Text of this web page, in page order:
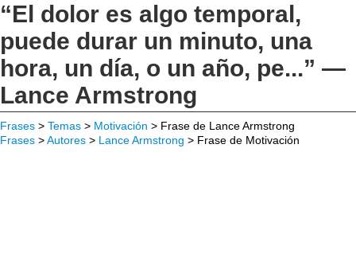
“El dolor es algo temporal,
puede durar un minuto, una
hora, un día, o un año, pe...” —
Lance Armstrong
Frases > Temas > Motivación > Frase de Lance Armstrong
Frases >Autores > Lance Armstrong > Frase de Motivación